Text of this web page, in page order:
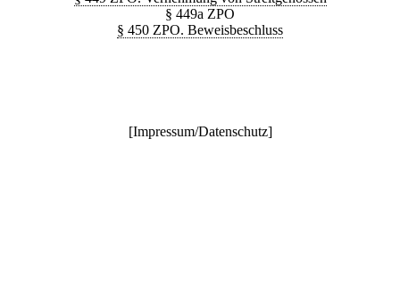
§ 449a ZPO
§ 450 ZPO. Beweisbeschluss
[Impressum/Datenschutz]